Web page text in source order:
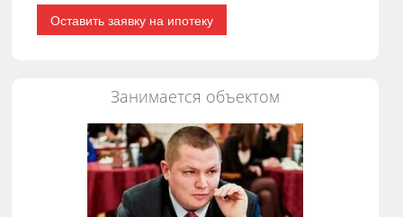
Оставить заявку на ипотеку
Занимается объектом